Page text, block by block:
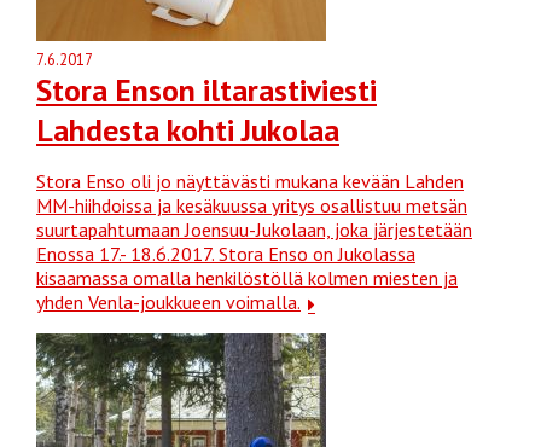
7.6.2017
Stora Enson iltarastiviesti
Lahdesta kohti Jukolaa
Stora Enso oli jo näyttävästi mukana kevään Lahden
MM-hiihdoissa ja kesäkuussa yritys osallistuu metsän
suurtapahtumaan Joensuu-Jukolaan, joka järjestetään
Enossa 17.- 18.6.2017. Stora Enso on Jukolassa
kisaamassa omalla henkilöstöllä kolmen miesten ja
yhden Venla-joukkueen voimalla.